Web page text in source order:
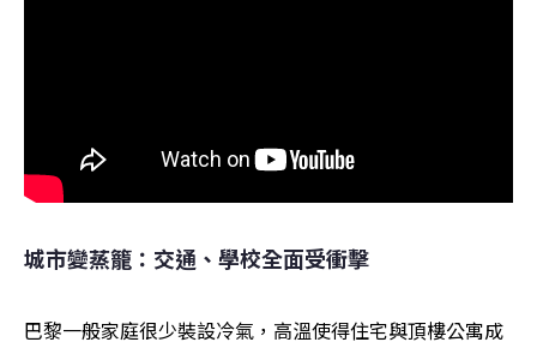
城市變蒸籠：交通、學校全面受衝擊
巴黎一般家庭很少裝設冷氣，高溫使得住宅與頂樓公寓成